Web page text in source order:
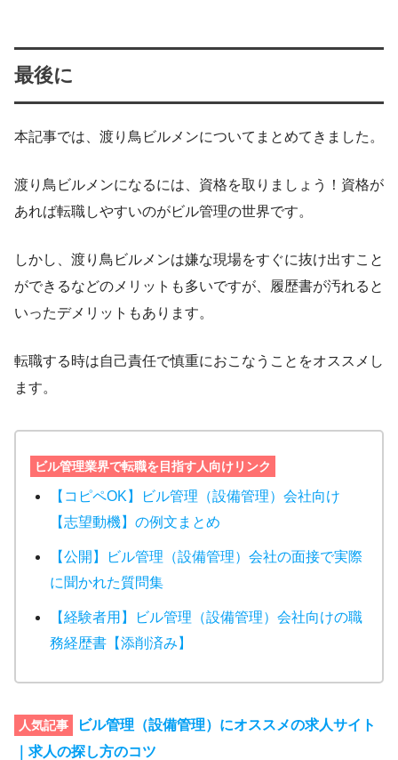
最後に
本記事では、渡り鳥ビルメンについてまとめてきました。
渡り鳥ビルメンになるには、資格を取りましょう！資格が
あれば転職しやすいのがビル管理の世界です。
しかし、渡り鳥ビルメンは嫌な現場をすぐに抜け出すこと
ができるなどのメリットも多いですが、履歴書が汚れると
いったデメリットもあります。
転職する時は自己責任で慎重におこなうことをオススメし
ます。
ビル管理業界で転職を目指す人向けリンク
【コピペOK】ビル管理（設備管理）会社向け
【志望動機】の例文まとめ
【公開】ビル管理（設備管理）会社の面接で実際
に聞かれた質問集
【経験者用】ビル管理（設備管理）会社向けの職
務経歴書【添削済み】
人気記事
ビル管理（設備管理）にオススメの求人サイト
｜求人の探し方のコツ